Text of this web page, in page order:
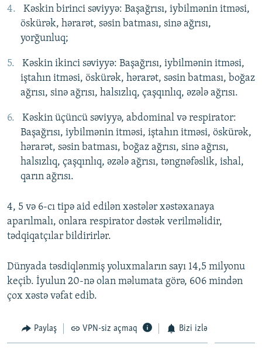
Kəskin birinci səviyyə: Başağrısı, iybilmənin itməsi,
öskürək, hərarət, səsin batması, sinə ağrısı,
yorğunluq;
Kəskin ikinci səviyyə: Başağrısı, iybilmənin itməsi,
iştahın itməsi, öskürək, hərarət, səsin batması, boğaz
ağrısı, sinə ağrısı, halsızlıq, çaşqınlıq, əzələ ağrısı.
Kəskin üçüncü səviyyə, abdominal və respirator:
Başağrısı, iybilmənin itməsi, iştahın itməsi, öskürək,
hərarət, səsin batması, boğaz ağrısı, sinə ağrısı,
halsızlıq, çaşqınlıq, əzələ ağrısı, təngnəfəslik, ishal,
qarın ağrısı.
4, 5 və 6-cı tipə aid edilən xəstələr xəstəxanaya
aparılmalı, onlara respirator dəstək verilməlidir,
tədqiqatçılar bildirirlər.
Dünyada təsdiqlənmiş yoluxmaların sayı 14,5 milyonu
keçib. İyulun 20-nə olan məlumata görə, 606 mindən
çox xəstə vəfat edib.
Paylaş VPN-siz açmaq Bizi izlə